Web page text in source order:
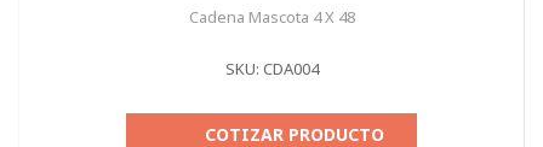
Cadena Mascota 4 X 48
SKU: CDA004
COTIZAR PRODUCTO